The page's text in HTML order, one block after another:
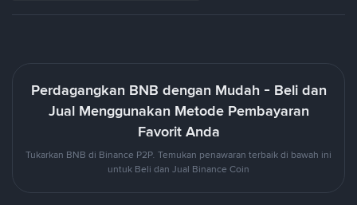
Perdagangkan BNB dengan Mudah - Beli dan
Jual Menggunakan Metode Pembayaran
Favorit Anda
Tukarkan BNB di Binance P2P. Temukan penawaran terbaik di bawah ini
untuk Beli dan Jual Binance Coin